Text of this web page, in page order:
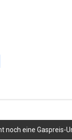
noch eine Gaspreis-